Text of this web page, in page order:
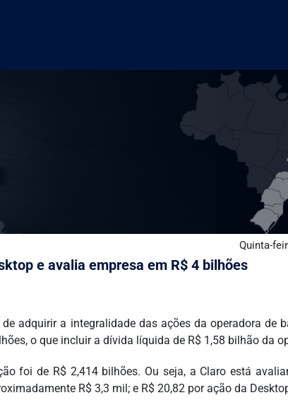
Quinta-
e avalia empresa em R$ 4 bilhões
adquirir a integralidade das ações da operadora de
o que incluir a dívida líquida de R$ 1,58 bilhão da
foi de R$ 2,414 bilhões. Ou seja, a Claro está
R$ 3,3 mil; e R$ 20,82 por ação da